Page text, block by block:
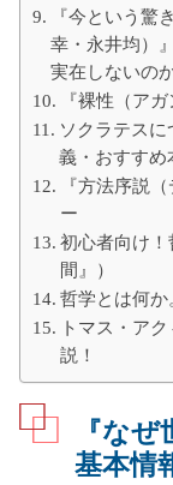
『今という驚
幸・永井均）
実在しないの
『裸性（ア
ソクラテス
義・おすすめ
『方法序説
ー
初心者向け
間』）
哲学とは何か
トマス・ア
説！
『な
基本情